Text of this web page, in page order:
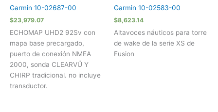
Garmin 10-02687-00
$23,979.07
ECHOMAP UHD2 92Sv con
mapa base precargado,
puerto de conexión NMEA
2000, sonda CLEARVÜ Y
CHIRP tradicional. no incluye
transductor.
Garmin 10-02583-00
$8,623.14
Altavoces náuticos para torre
de wake de la serie XS de
Fusion